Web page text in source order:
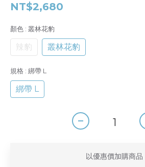
NT$2,680
顏色 : 叢林花豹
辣豹 叢林花豹
規格 : 綁帶 L
綁帶 L
以優惠價加購商品